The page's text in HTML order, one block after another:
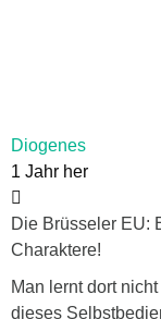
Diogenes
1 Jahr her
Die Brüsseler EU:
Charaktere!
Man lernt dort
dieses